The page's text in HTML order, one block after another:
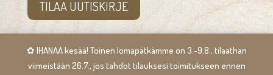
✿ IHANAA kesää! Toinen lomapätkämme on 3.-9.8., tilaathan
viimeistään 26.7., jos tahdot tilauksesi toimitukseen ennen